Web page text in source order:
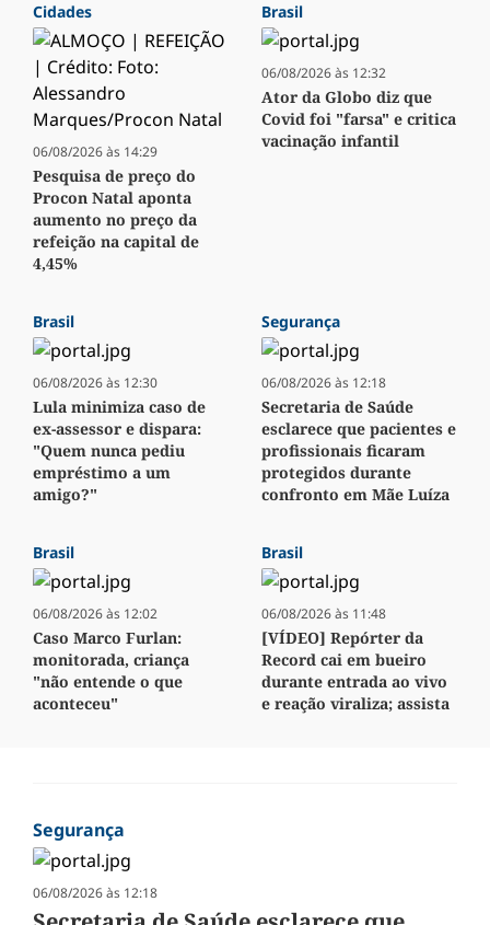
Cidades
06/08/2026 às 14:29
Pesquisa de preço do
Procon Natal aponta
aumento no preço da
refeição na capital de
4,45%
Brasil
06/08/2026 às 12:32
Ator da Globo diz que
Covid foi "farsa" e critica
vacinação infantil
Brasil
06/08/2026 às 12:30
Lula minimiza caso de
ex-assessor e dispara:
"Quem nunca pediu
empréstimo a um
amigo?"
Segurança
06/08/2026 às 12:18
Secretaria de Saúde
esclarece que pacientes e
profissionais ficaram
protegidos durante
confronto em Mãe Luíza
Brasil
06/08/2026 às 12:02
Caso Marco Furlan:
monitorada, criança
"não entende o que
aconteceu"
Brasil
06/08/2026 às 11:48
[VÍDEO] Repórter da
Record cai em bueiro
durante entrada ao vivo
e reação viraliza; assista
Segurança
06/08/2026 às 12:18